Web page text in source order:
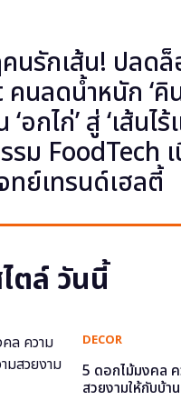
นรักเส้น! ปลด
นลดน้ำหนัก ‘คิน
อกไก่’ สู่ ‘เส้นไร้
รม FoodTech
ทย์เทรนด์เฮลตี้
ตล์ วันนี้
DECOR
5 ดอกไม้มงคล
สวยงามให้กับบ้าน